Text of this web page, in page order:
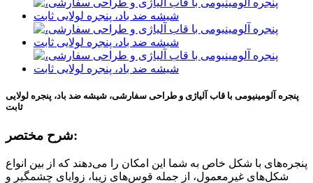
پنجره آلومینیومی با قاب آلیاژی و طراحی سفارشی، شیشه ضد باد، پنجره لولایی
ثابت
شرح مختصر:
پنجره‌های با شکل خاص به شما این امکان را می‌دهند که از بین انواع
شکل‌های غیرمعمول، از جمله قوس‌های زیبا، زوایای چشمگیر و